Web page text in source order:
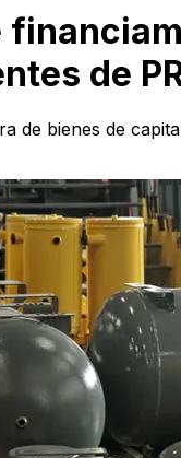
de
de bienes de